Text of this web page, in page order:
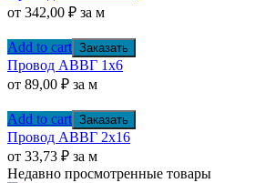
от 342,00 ₽ за м
Add to cart Заказать
Провод АВВГ 1х6
от 89,00 ₽ за м
Add to cart Заказать
Провод АВВГ 2х16
от 33,73 ₽ за м
Недавно просмотренные товары